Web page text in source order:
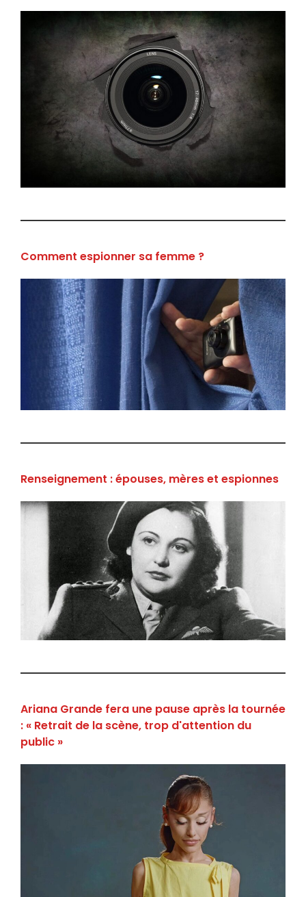
Comment espionner sa femme ?
Renseignement : épouses, mères et espionnes
Ariana Grande fera une pause après la tournée
: « Retrait de la scène, trop d'attention du
public »